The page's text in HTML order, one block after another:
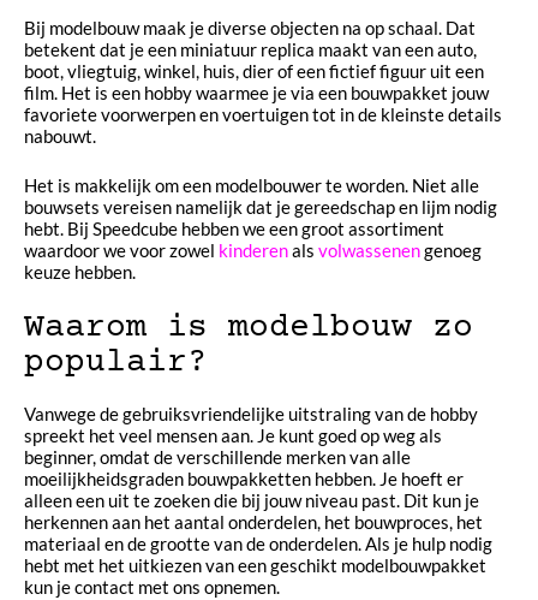
Bij modelbouw maak je diverse objecten na op schaal. Dat
betekent dat je een miniatuur replica maakt van een auto,
boot, vliegtuig, winkel, huis, dier of een fictief figuur uit een
film. Het is een hobby waarmee je via een bouwpakket jouw
favoriete voorwerpen en voertuigen tot in de kleinste details
nabouwt.
Het is makkelijk om een modelbouwer te worden. Niet alle
bouwsets vereisen namelijk dat je gereedschap en lijm nodig
hebt. Bij Speedcube hebben we een groot assortiment
waardoor we voor zowel kinderenals volwassenengenoeg
keuze hebben.
Waarom is modelbouw zo
populair?
Vanwege de gebruiksvriendelijke uitstraling van de hobby
spreekt het veel mensen aan. Je kunt goed op weg als
beginner, omdat de verschillende merken van alle
moeilijkheidsgraden bouwpakketten hebben. Je hoeft er
alleen een uit te zoeken die bij jouw niveau past. Dit kun je
herkennen aan het aantal onderdelen, het bouwproces, het
materiaal en de grootte van de onderdelen. Als je hulp nodig
hebt met het uitkiezen van een geschikt modelbouwpakket
kun je contact met ons opnemen.